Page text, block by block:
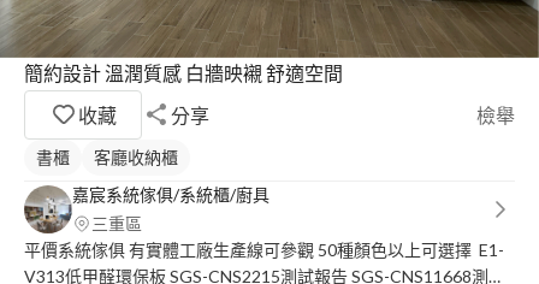
簡約設計 溫潤質感 白牆映襯 舒適空間
收藏
分享 檢舉
書櫃
客廳收納櫃
嘉宸系統傢俱/系統櫃/廚具
三重區
平價系統傢俱 有實體工廠生產線可參觀 50種顏色以上可選擇 E1-
V313低甲醛環保板 SGS-CNS2215測試報告 SGS-CNS11668測試